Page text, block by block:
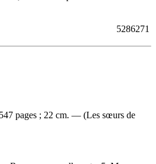
5286271
pages ; 22 cm. — (Les sœurs de